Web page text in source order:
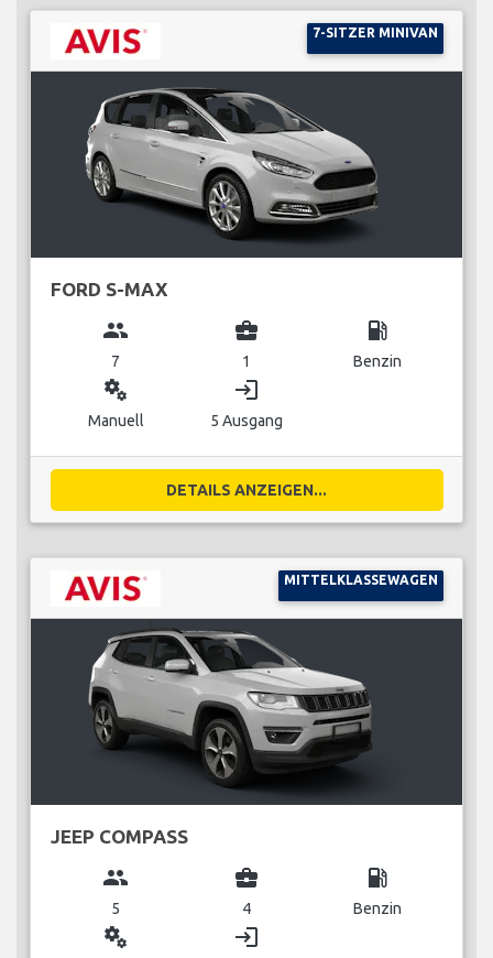
7-SITZER MINIVAN
FORD S-MAX
group
7
business_center
1
local_gas_station
Benzin
miscellaneous_services
Manuell
login
5 Ausgang
DETAILS ANZEIGEN...
MITTELKLASSEWAGEN
JEEP COMPASS
group
5
business_center
4
local_gas_station
Benzin
miscellaneous_services login